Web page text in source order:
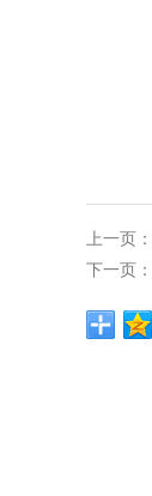
上一页：
下一页：